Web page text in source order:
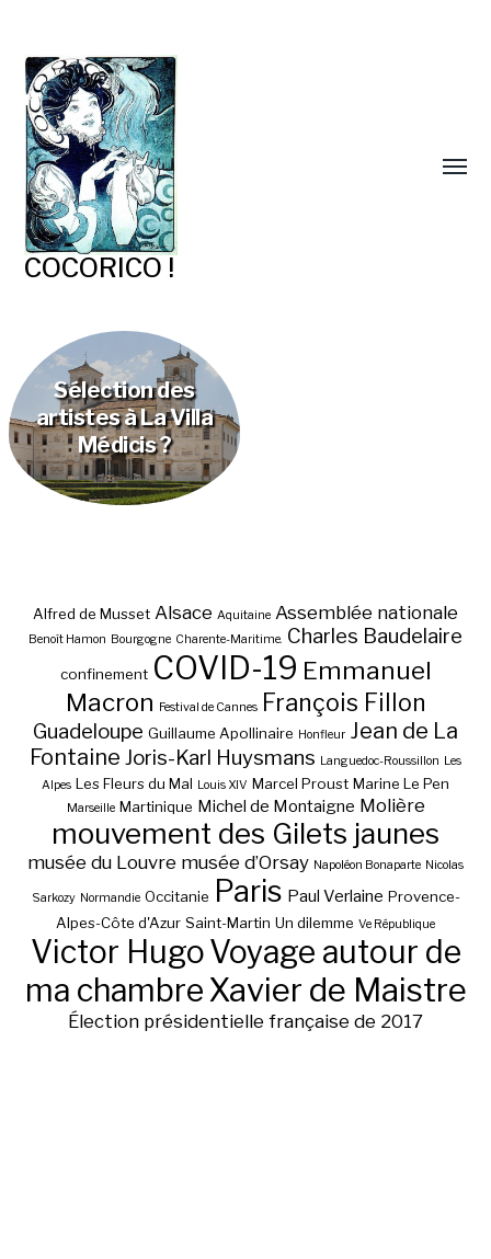
COCORICO !
Sélection des
artistes à La Villa
Médicis ?
Alfred de Musset Alsace Aquitaine Assemblée nationale
Benoît Hamon Bourgogne Charente-Maritime. Charles Baudelaire
confinement COVID-19 Emmanuel
Macron Festival de Cannes François Fillon
Guadeloupe Guillaume Apollinaire Honfleur Jean de La
Fontaine Joris-Karl Huysmans Languedoc-Roussillon Les
Alpes Les Fleurs du Mal Louis XIV Marcel Proust Marine Le Pen
Marseille Martinique Michel de Montaigne Molière
mouvement des Gilets jaunes
musée du Louvre musée d’Orsay Napoléon Bonaparte Nicolas
Sarkozy Normandie Occitanie Paris Paul Verlaine Provence-
Alpes-Côte d'Azur Saint-Martin Un dilemme Ve République
Victor HugoVoyage autour de
ma chambre Xavier de Maistre
Élection présidentielle française de 2017